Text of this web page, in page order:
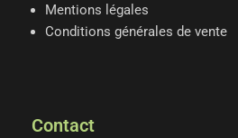
Mentions légales
Conditions générales de vente
Contact